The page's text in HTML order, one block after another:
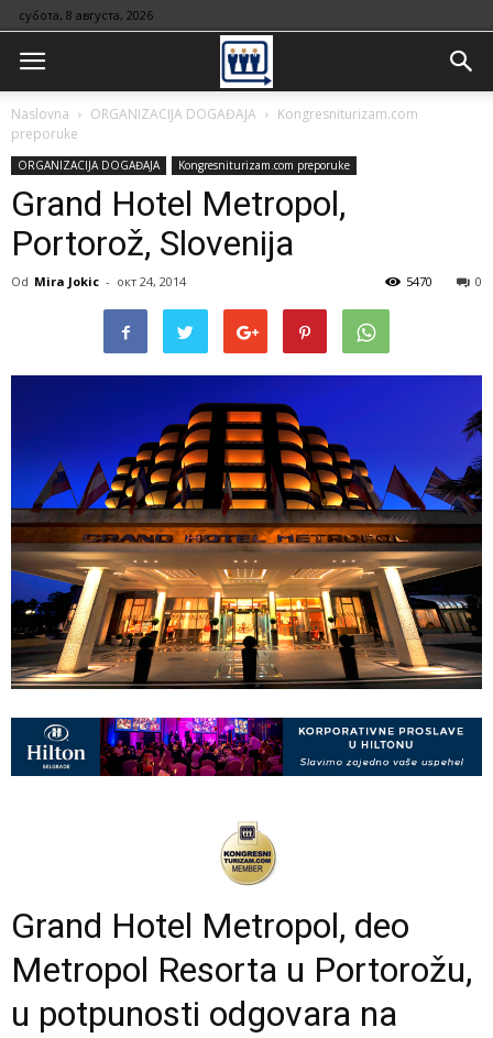
субота, 8 августа, 2026
Naslovna ORGANIZACIJA DOGAĐAJA
Kongresniturizam.com
preporuke
ORGANIZACIJA DOGAĐAJA Kongresniturizam.com preporuke
Grand Hotel Metropol,
Portorož, Slovenija
Od Mira Jokic - окт 24, 2014 0
5470
Grand Hotel Metropol, deo
Metropol Resorta u Portorožu,
u potpunosti odgovara na